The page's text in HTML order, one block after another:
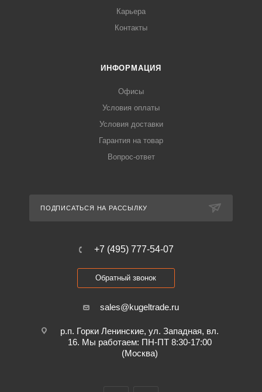
Карьера
Контакты
ИНФОРМАЦИЯ
Офисы
Условия оплаты
Условия доставки
Гарантия на товар
Вопрос-ответ
ПОДПИСАТЬСЯ НА РАССЫЛКУ
+7 (495) 777-54-07
Обратный звонок
sales@kugeltrade.ru
р.п. Горки Ленинские, ул. Западная, вл.
16. Мы работаем: ПН-ПТ 8:30-17:00
(Москва)